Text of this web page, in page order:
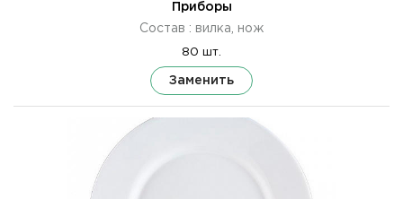
Приборы
Состав : вилка, нож
80 шт.
Заменить